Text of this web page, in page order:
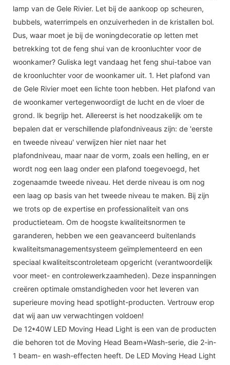
lamp van de Gele Rivier. Let bij de aankoop op scheuren,
bubbels, waterrimpels en onzuiverheden in de kristallen bol.
Dus, waar moet je bij de woningdecoratie op letten met
betrekking tot de feng shui van de kroonluchter voor de
woonkamer? Guliska legt vandaag het feng shui-taboe van
de kroonluchter voor de woonkamer uit. 1. Het plafond van
de Gele Rivier moet een lichte toon hebben. Het plafond van
de woonkamer vertegenwoordigt de lucht en de vloer de
grond. Ik begrijp het. Allereerst is het noodzakelijk om te
bepalen dat er verschillende plafondniveaus zijn: de 'eerste
en tweede niveau' verwijzen hier niet naar het
plafondniveau, maar naar de vorm, zoals een helling, en er
wordt nog een laag onder een plafond toegevoegd, het
zogenaamde tweede niveau. Het derde niveau is om nog
een laag op basis van het tweede niveau te maken. Bij zijn
we trots op de expertise en professionaliteit van ons
productieteam. Om de hoogste kwaliteitsnormen te
garanderen, hebben we een geavanceerd buitenlands
kwaliteitsmanagementsysteem geïmplementeerd en een
speciaal kwaliteitscontroleteam opgericht (verantwoordelijk
voor meet- en controlewerkzaamheden). Deze inspanningen
creëren optimale omstandigheden voor het leveren van
superieure moving head spotlight-producten. Vertrouw erop
dat wij aan uw verwachtingen voldoen!
De 12*40W LED Moving Head Light is een van de producten
die behoren tot de Moving Head Beam+Wash-serie, die 2-in-
1 beam- en wash-effecten heeft. De LED Moving Head Light